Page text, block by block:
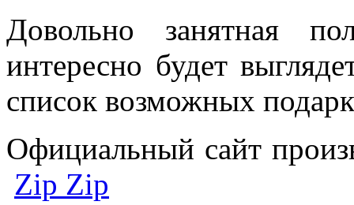
Довольно занятная
интересно будет
список возможных
Официальный сайт
Zip Zip